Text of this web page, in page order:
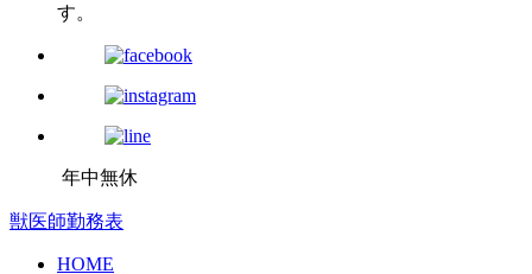
す。
年中無休
獣医師勤務表
HOME